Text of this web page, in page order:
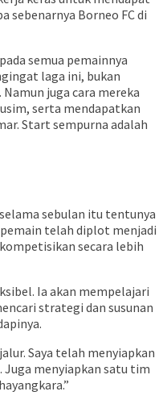
sebenarnya Borneo FC di
semua pemainnya
laga ini, bukan
juga cara mereka
serta mendapatkan
Start sempurna adalah
sebulan itu tentunya
telah diplot menjadi
secara lebih
Ia akan mempelajari
strategi dan susunan
Saya telah menyiapkan
menyiapkan satu tim